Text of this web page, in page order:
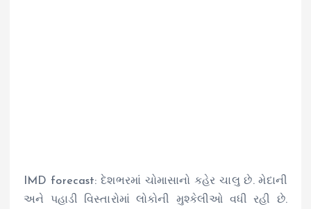
IMD forecast: દેશભરમાં ચોમાસાનો કહેર ચાલુ છે. મેદાની
અને પહાડી વિસ્તારોમાં લોકોની મુશ્કેલીઓ વધી રહી છે.